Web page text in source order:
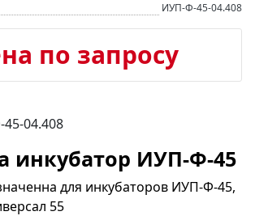
ИУП-Ф-45-04.408
по запросу
04.408
инкубатор ИУП-Ф-45
для инкубаторов ИУП-Ф-45,
55